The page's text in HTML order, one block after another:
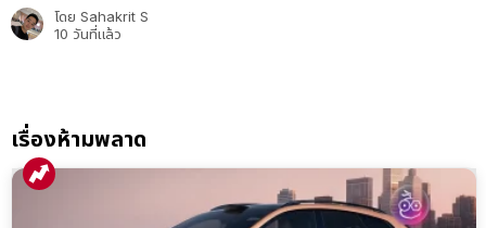
โดย Sahakrit S
10 วันที่แล้ว
เรื่องห้ามพลาด